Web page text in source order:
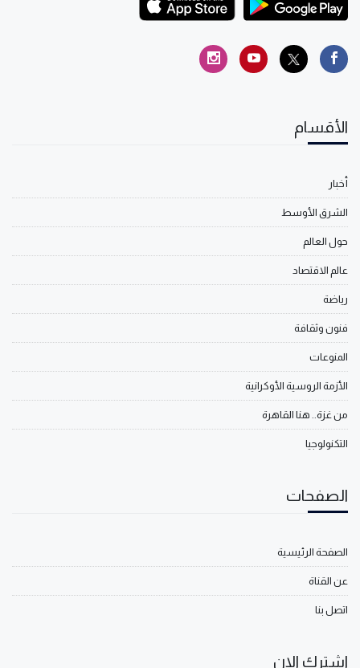
الأقسام
أخبار
الشرق الأوسط
حول العالم
عالم الاقتصاد
رياضة
فنون وثقافة
المنوعات
الأزمة الروسية الأوكرانية
من غزة.. هنا القاهرة
التكنولوجيا
الصفحات
الصفحة الرئيسية
عن القناة
اتصل بنا
اشترك الان